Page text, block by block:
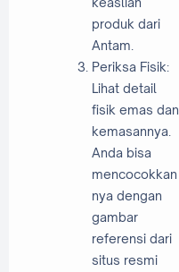
produk dari
Antam.
Periksa Fisik:
Lihat detail
fisik emas dan
kemasannya.
Anda bisa
mencocokkan
nya dengan
gambar
referensi dari
situs resmi